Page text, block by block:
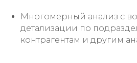
Многомерный анализ с
детализации по
контрагентам и другим